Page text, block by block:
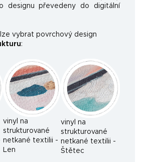
designu převedeny do digitální
vybrat povrchový design
:
vinyl na
strukturované
netkané textilii -
Len
vinyl na
strukturované
netkané textilii -
Štětec